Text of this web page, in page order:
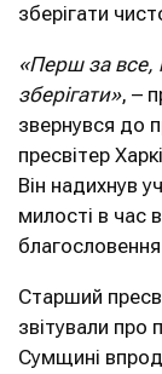
зберігати
«Перш за все,
зберігати», –
звернувся до
пресвітер
Він надихнув
милості в час
благословення
Старший
звітували
Сумщині